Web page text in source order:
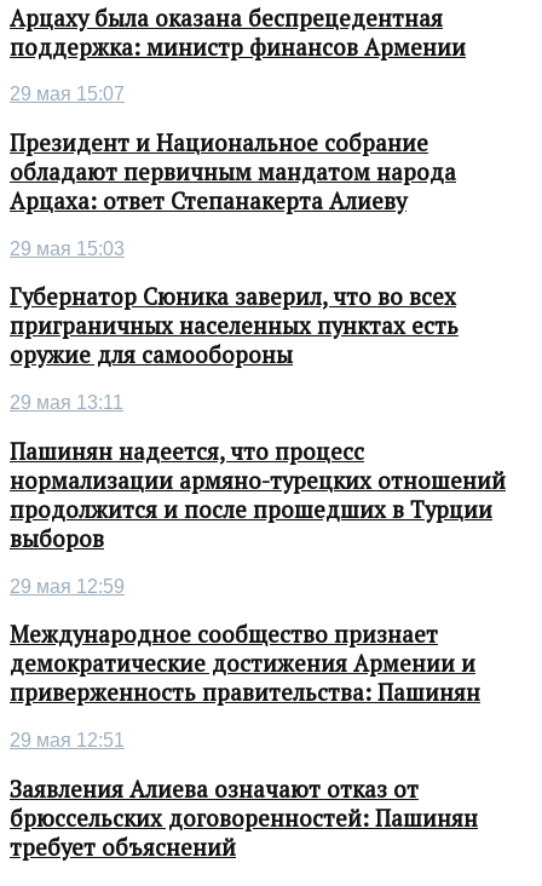
Арцаху была оказана беспрецедентная
поддержка: министр финансов Армении
29 мая 15:07
Президент и Национальное собрание
обладают первичным мандатом народа
Арцаха: ответ Степанакерта Алиеву
29 мая 15:03
Губернатор Сюника заверил, что во всех
приграничных населенных пунктах есть
оружие для самообороны
29 мая 13:11
Пашинян надеется, что процесс
нормализации армяно-турецких отношений
продолжится и после прошедших в Турции
выборов
29 мая 12:59
Международное сообщество признает
демократические достижения Армении и
приверженность правительства: Пашинян
29 мая 12:51
Заявления Алиева означают отказ от
брюссельских договоренностей: Пашинян
требует объяснений